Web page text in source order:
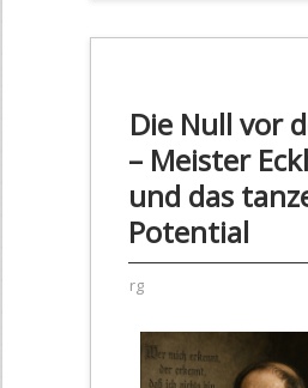
Die Null vor
– Meister
und das
Potential
rg